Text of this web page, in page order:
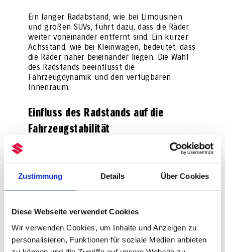
Zustimmung Details Über Cookies
Diese Webseite verwendet Cookies
Wir verwenden Cookies, um Inhalte und Anzeigen zu
personalisieren, Funktionen für soziale Medien anbieten
Ein langer Radabstand, wie bei Limousinen
und großen SUVs, führt dazu, dass die Räder
weiter voneinander entfernt sind. Ein kurzer
Achsstand, wie bei Kleinwagen, bedeutet, dass
die Räder näher beieinander liegen. Die Wahl
des Radstands beeinflusst die
Fahrzeugdynamik und den verfügbaren
Innenraum.
Einfluss des Radstands auf die
Fahrzeugstabilität
Der Radabstand hat einen direkten Einfluss
auf die Stabilität eines Fahrzeugs. Ein langer
Achsstand erhöht die Stabilität bei hohen
Geschwindigkeiten, da das Fahrzeug weniger
anfällig für seitliche Bewegungen ist. Dies ist
für leistungsstarke Fahrzeuge.
Auch das Kurvenverhalten verändert sich
durch den Abstand der Räder. Ein kürzerer